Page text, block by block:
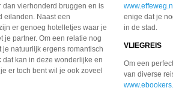
dan vierhonderd bruggen en is
eilanden. Naast een
er genoeg hotelletjes waar je
je partner. Om een relatie nog
natuurlijk ergens romantisch
dat kan in deze wonderlijke en
er toch bent wil je ook zoveel
enige dat je
in de stad.
VLIEGREIS
Om een
van diverse